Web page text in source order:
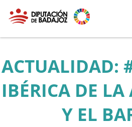
ACTUALIDAD:
IBÉRICA DE LA
Y EL